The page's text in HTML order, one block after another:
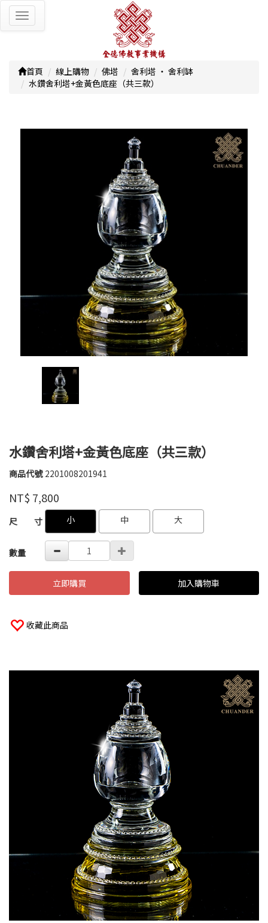
Toggle
navigation
首頁 線上購物 佛塔
舍利塔 ‧ 舍利缽
水鑽舍利塔+金黃色底座（共三款）
水鑽舍利塔+金黃色底座（共三款）
商品代號 2201008201941
2201008201941
品牌
鑫
NT$ 7,800
GOODS000000000000000019835 GOODS000000000000003902461
尺 寸 小 中 大
數量
立即購買 加入購物車
收藏此商品